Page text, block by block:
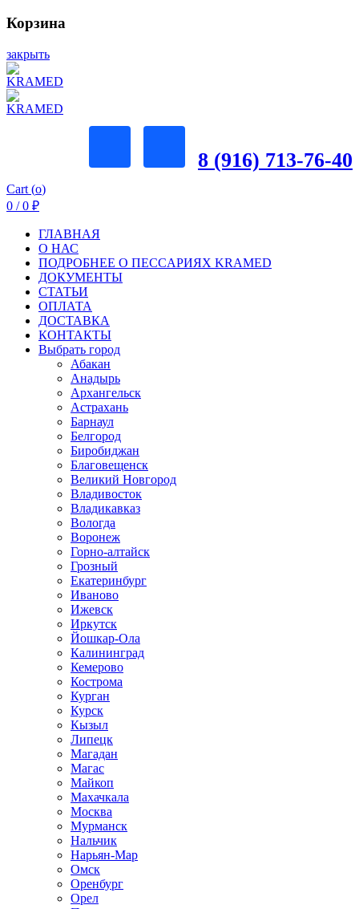
Корзина
закрыть
8 (916) 713-76-40
Cart (o)
0 / 0 ₽
ГЛАВНАЯ
О НАС
ПОДРОБНЕЕ О ПEСCАРИЯХ KRAMED
ДОКУМЕНТЫ
СТАТЬИ
ОПЛАТА
ДОСТАВКА
КОНТАКТЫ
Выбрать город
Абакан
Анадырь
Архангельск
Астрахань
Барнаул
Белгород
Биробиджан
Благовещенск
Великий Новгород
Владивосток
Владикавказ
Вологда
Воронеж
Горно-алтайск
Грозный
Екатеринбург
Иваново
Ижевск
Иркутск
Йошкар-Ола
Калининград
Кемерово
Кострома
Курган
Курск
Кызыл
Липецк
Магадан
Магас
Майкоп
Махачкала
Москва
Мурманск
Нальчик
Нарьян-Мар
Омск
Оренбург
Орел